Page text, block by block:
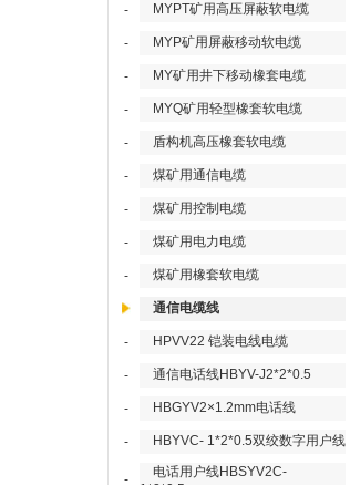
- MYPT矿用高压屏蔽软电缆
- MYP矿用屏蔽移动软电缆
- MY矿用井下移动橡套电缆
- MYQ矿用轻型橡套软电缆
- 盾构机高压橡套软电缆
- 煤矿用通信电缆
- 煤矿用控制电缆
- 煤矿用电力电缆
- 煤矿用橡套软电缆
通信电缆线
- HPVV22 铠装电线电缆
- 通信电话线HBYV-J2*2*0.5
- HBGYV2×1.2mm电话线
- HBYVC- 1*2*0.5双绞数字用户线
-
电话用户线HBSYV2C-